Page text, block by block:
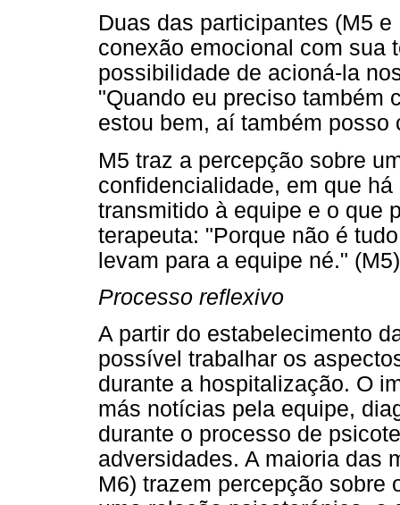
Duas das participantes (M5
conexão emocional com sua
possibilidade de acioná-la
"Quando eu preciso também
estou bem, aí também posso
M5 traz a percepção sobre
confidencialidade, em que
transmitido à equipe e o que
terapeuta: "Porque não é
levam para a equipe né."
Processo reflexivo
A partir do estabelecimento
possível trabalhar os
durante a hospitalização. O
más notícias pela equipe,
durante o processo de
adversidades. A maioria das
M6) trazem percepção sobre